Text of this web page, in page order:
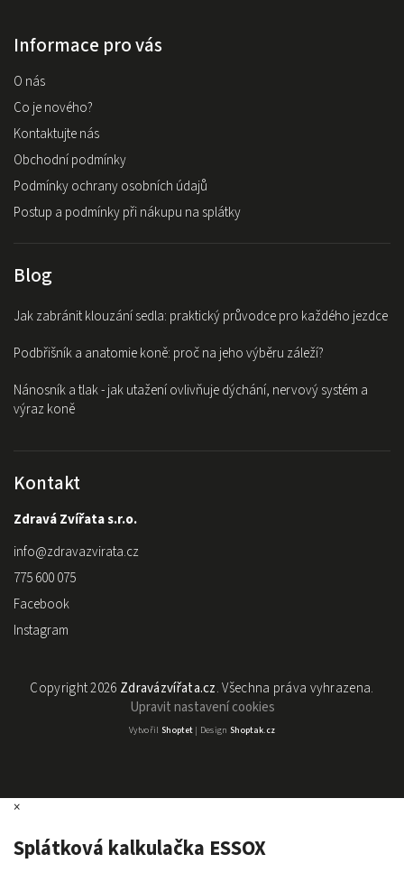
Informace pro vás
O nás
Co je nového?
Kontaktujte nás
Obchodní podmínky
Podmínky ochrany osobních údajů
Postup a podmínky při nákupu na splátky
Blog
Jak zabránit klouzání sedla: praktický průvodce pro každého jezdce
Podbřišník a anatomie koně: proč na jeho výběru záleží?
Nánosník a tlak - jak utažení ovlivňuje dýchání, nervový systém a
výraz koně
Kontakt
Zdravá Zvířata s.r.o.
info@zdravazvirata.cz
775 600 075
Facebook
Instagram
Copyright 2026 Zdravázvířata.cz. Všechna práva vyhrazena.
Upravit nastavení cookies
Vytvořil Shoptet| Design Shoptak.cz
×
Splátková kalkulačka ESSOX